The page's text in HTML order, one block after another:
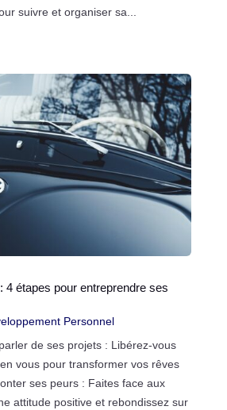
suivre et organiser sa...
4 étapes pour entreprendre ses
Personnel
de ses projets : Libérez-vous
vous pour transformer vos rêves
ses peurs : Faites face aux
attitude positive et rebondissez sur